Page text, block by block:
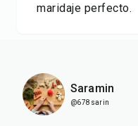
maridaje perfecto.
Saramin
@678sarin